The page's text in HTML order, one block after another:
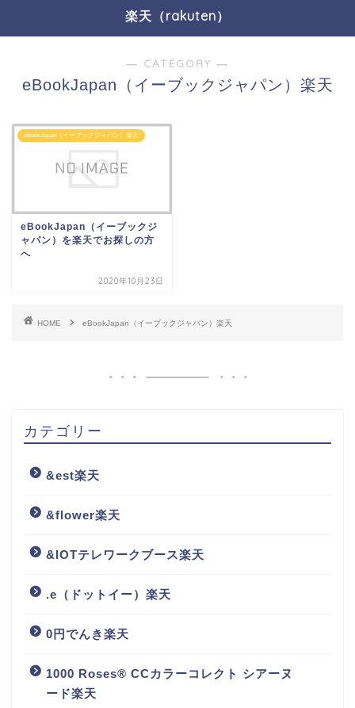
楽天（rakuten）
― CATEGORY ―
eBookJapan（イーブックジャパン）楽天
eBookJapan（イーブックジャパン）楽天
eBookJapan（イーブックジ
ャパン）を楽天でお探しの方
へ
2020年10月23日
HOME eBookJapan（イーブックジャパン）楽天
カテゴリー
&est楽天
&flower楽天
&IOTテレワークブース楽天
.e（ドットイー）楽天
0円でんき楽天
1000 Roses® CCカラーコレクト シアーヌ
ード楽天